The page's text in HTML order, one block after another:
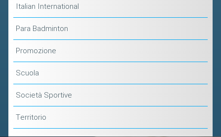
Italian International
Para Badminton
Promozione
Scuola
Società Sportive
Territorio